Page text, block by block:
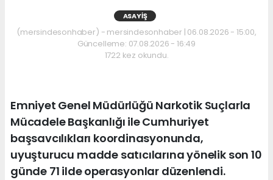
ASAYIŞ
(mersindesonhaber) - mersindesonhaber | 06.08.2026 - 15:00,
Güncelleme: 07.08.2026 - 16:49
1722 kez okundu.
Emniyet Genel Müdürlüğü Narkotik Suçlarla
Mücadele Başkanlığı ile Cumhuriyet
başsavcılıkları koordinasyonunda,
uyuşturucu madde satıcılarına yönelik son 10
günde 71 ilde operasyonlar düzenlendi.